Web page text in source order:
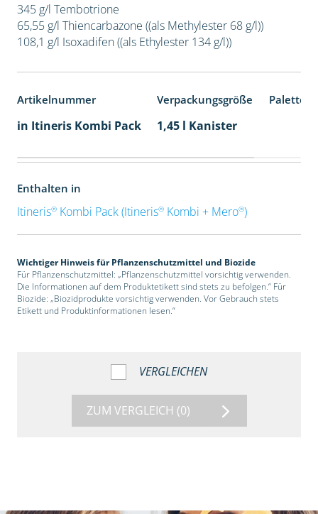
345 g/l Tembotrione
65,55 g/l Thiencarbazone ((als Methylester 68 g/l))
108,1 g/l Isoxadifen ((als Ethylester 134 g/l))
Artikelnummer Verpackungsgröße
in Itineris Kombi Pack 1,45 l Kanister
Enthalten in
Itineris®Kombi Pack (Itineris®Kombi + Mero®)
Wichtiger Hinweis für Pflanzenschutzmittel und Biozide
Für Pflanzenschutzmittel: „Pflanzenschutzmittel vorsichtig verwenden.
Die Informationen auf dem Produktetikett sind stets zu befolgen.“ Für
Biozide: „Biozidprodukte vorsichtig verwenden. Vor Gebrauch stets
Etikett und Produktinformationen lesen.“
VERGLEICHEN
ZUM VERGLEICH (0)